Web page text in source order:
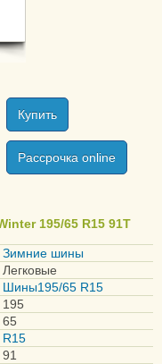
Купить
Рассрочка online
195/65 R15 91T
Зимние шины
Легковые
Шины195/65 R15
195
65
R15
91